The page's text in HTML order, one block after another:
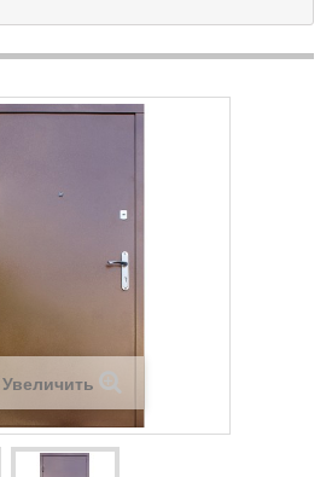
Увеличить